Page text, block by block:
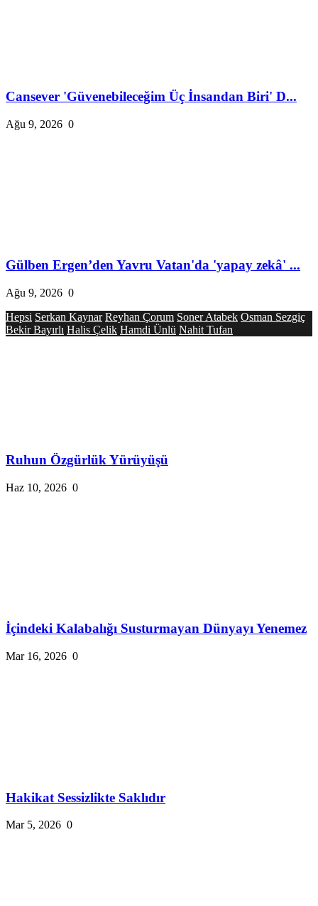
Cansever 'Güvenebileceğim Üç İnsandan Biri' D...
Ağu 9, 2026 0
Gülben Ergen’den Yavru Vatan'da 'yapay zekâ' ...
Ağu 9, 2026 0
Hepsi Serkan Kaynar Reyhan Çorum Soner Atabek Osman Sezgiç
Bekir Bayırlı Halis Çelik Hamdi Ünlü Nahit Tufan
Ruhun Özgürlük Yürüyüşü
Haz 10, 2026 0
İçindeki Kalabalığı Susturmayan Dünyayı Yenemez
Mar 16, 2026 0
Hakikat Sessizlikte Saklıdır
Mar 5, 2026 0